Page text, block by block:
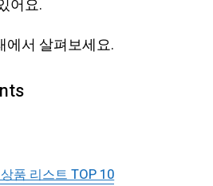
어요.
에서 살펴보세요.
품 리스트 TOP 10